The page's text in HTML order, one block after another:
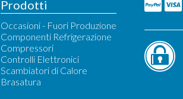
Prodotti
Occasioni - Fuori Produzione
Componenti Refrigerazione
Compressori
Controlli Elettronici
Scambiatori di Calore
Brasatura